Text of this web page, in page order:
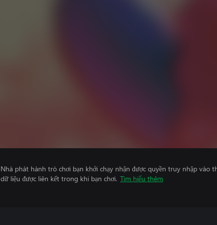
Nhà phát hành trò chơi bạn khởi chạy nhận được quyền truy nhập vào
dữ liệu được liên kết trong khi bạn chơi. Tìm hiểu thêm